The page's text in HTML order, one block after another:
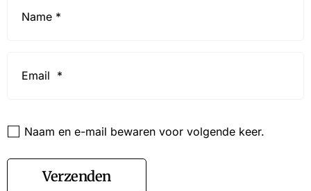
Naam en e-mail bewaren voor volgende keer.
Verzenden